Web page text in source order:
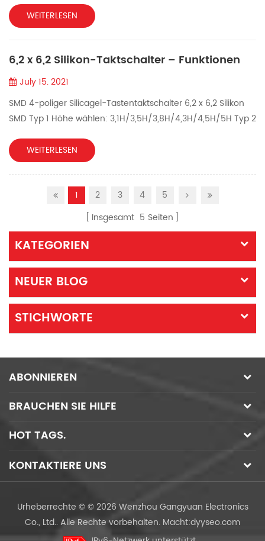
Geräte: Thermometer, Blutdruckmessgeräte,
Krankenhausrufsysteme und andere medizinische Geräte. ●
Diktiergeräte und Kameras. ● Kommunikationsgeräte:
Gebäudeausrüstung, Mobiltelefone, Telefone, A...
WEITERLESEN
6,2 x 6,2 Silikon-Taktschalter – Funktionen
July 15. 2021
SMD 4-poliger Silicagel-Tastentaktschalter 6,2 x 6,2 Silikon
SMD Typ 1 Höhe wählen: 3,1H/3,5H/3,8H/4,3H/4,5H/5H Typ 2
Produkten aus Silikonmaterial: 1.Umweltschutz, ungiftig,
geschmacksneutral, harmlos, im Einklang mit den EU-
säure- und alkalibeständig, korrosionsbeständig 3. Voller
WEITERLESEN
1 2 3 4
5
Insgesamt 5 Seiten
KATEGORIEN
NEUER BLOG
STICHWORTE
ABONNIEREN
BRAUCHEN SIE HILFE
HOT TAGS.
KONTAKTIERE UNS
Urheberrechte © © 2026 Wenzhou Gangyuan Electronics
Co., Ltd.. Alle Rechte vorbehalten. Macht:dyyseo.com